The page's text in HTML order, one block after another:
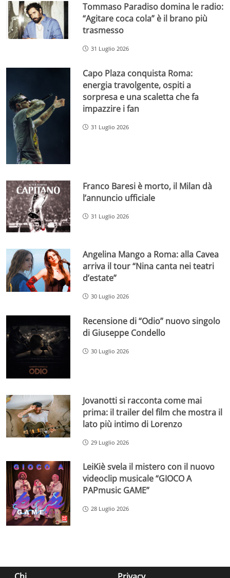
Tommaso Paradiso domina le radio:
“Agitare coca cola” è il brano più
trasmesso
31 Luglio 2026
Capo Plaza conquista Roma:
energia travolgente, ospiti a
sorpresa e una scaletta che fa
impazzire i fan
31 Luglio 2026
Franco Baresi è morto, il Milan dà
l’annuncio ufficiale
31 Luglio 2026
Angelina Mango a Roma: alla Cavea
arriva il tour “Nina canta nei teatri
d’estate”
30 Luglio 2026
Recensione di “Odio” nuovo singolo
di Giuseppe Condello
30 Luglio 2026
Jovanotti si racconta come mai
prima: il trailer del film che mostra il
lato più intimo di Lorenzo
29 Luglio 2026
LeiKiè svela il mistero con il nuovo
videoclip musicale “GIOCO A
PAPmusic GAME”
28 Luglio 2026